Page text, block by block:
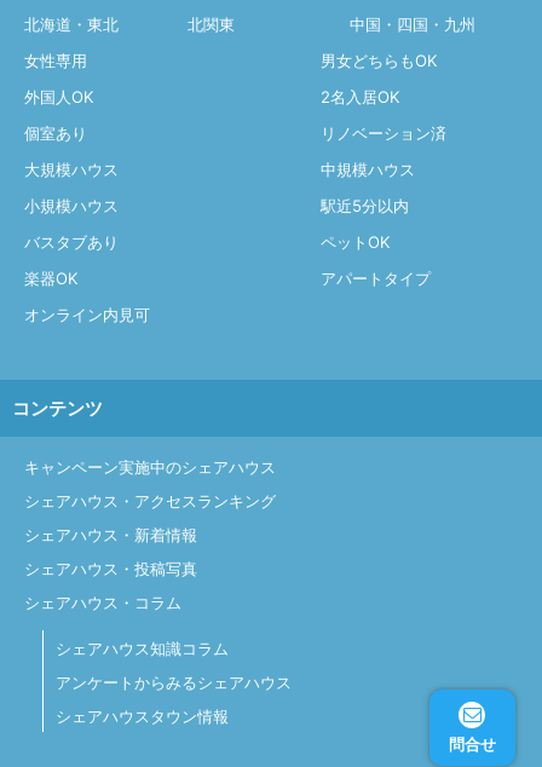
北海道・東北
北関東
中国・四国・九州
女性専用
男女どちらもOK
外国人OK
2名入居OK
個室あり
リノベーション済
大規模ハウス
中規模ハウス
小規模ハウス
駅近5分以内
バスタブあり
ペットOK
楽器OK
アパートタイプ
オンライン内見可
コンテンツ
キャンペーン実施中のシェアハウス
シェアハウス・アクセスランキング
シェアハウス・新着情報
シェアハウス・投稿写真
シェアハウス・コラム
シェアハウス知識コラム
アンケートからみるシェアハウス
シェアハウスタウン情報
問合せ